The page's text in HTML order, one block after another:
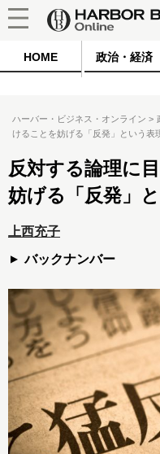
HOME 政治・経済
ハーバー・ビジネス・オンライン
けることを妨げる「反発」という表
反対する論理に
妨げる「反発」
上西充子
バックナンバー